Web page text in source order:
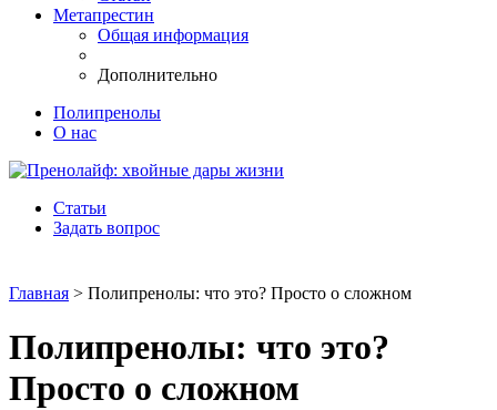
Метапрестин
Общая информация
Дополнительно
Полипренолы
О нас
Статьи
Задать вопрос
Главная > Полипренолы: что это? Просто о сложном
Полипренолы: что это?
Просто о сложном